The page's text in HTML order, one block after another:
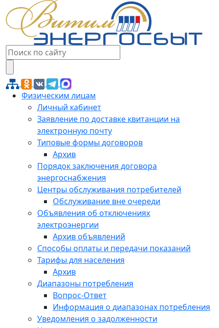
Физическим лицам
Личный кабинет
Заявление по доставке квитанции на
электронную почту
Типовые формы договоров
Архив
Порядок заключения договора
энергоснабжения
Центры обслуживания потребителей
Обслуживание вне очереди
Объявления об отключениях
электроэнергии
Архив объявлений
Способы оплаты и передачи показаний
Тарифы для населения
Архив
Диапазоны потребления
Вопрос-Ответ
Информация о диапазонах потребления
Уведомления о задолженности